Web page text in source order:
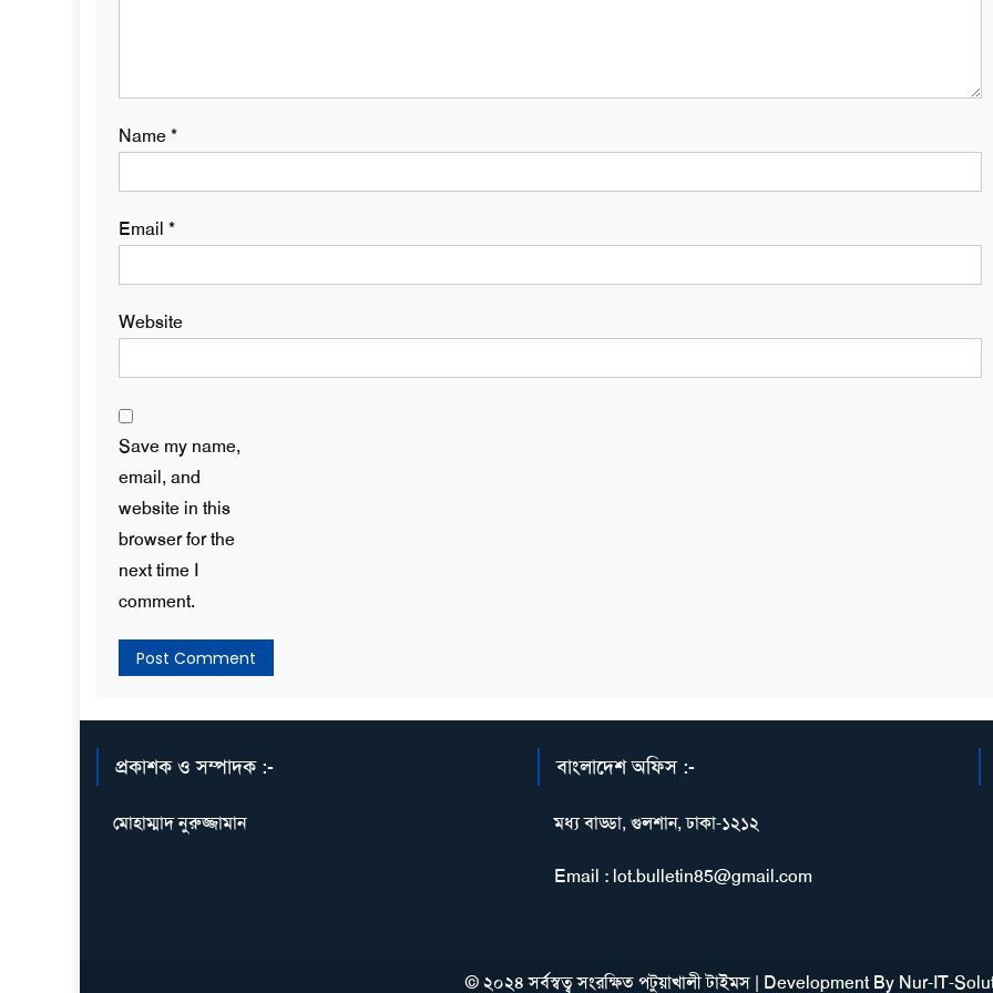
Name*
Email *
Website
Save my name,
email, and
website in this
browser for the
next time I
comment.
প্রকাশক ও সম্পাদক :-
মোহাম্মাদ নুরুজ্জামান
বাংলাদেশ অফিস :-
মধ্য বাড্ডা, গুলশান, ঢাকা-১২১২
Email : lot.bulletin85@gmail.com
© ২০২৪ সর্বস্বত্ব সংরক্ষিত পটুয়াখালী টাইমস | Development By Nur-IT-